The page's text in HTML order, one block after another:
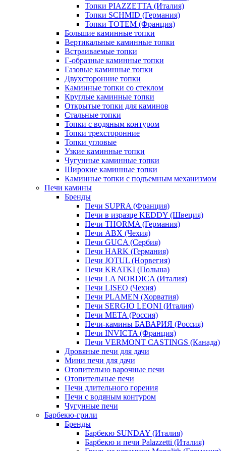
Топки PIAZZETTA (Италия)
Топки SCHMID (Германия)
Топки TOTEM (Франция)
Большие каминные топки
Вертикальные каминные топки
Встраиваемые топки
Г-образные каминные топки
Газовые каминные топки
Двухсторонние топки
Каминные топки со стеклом
Круглые каминные топки
Открытые топки для каминов
Стальные топки
Топки с водяным контуром
Топки трехсторонние
Топки угловые
Узкие каминные топки
Чугунные каминные топки
Широкие каминные топки
Каминные топки с подъемным механизмом
Печи камины
Бренды
Печи SUPRA (Франция)
Печи в изразце KEDDY (Швеция)
Печи THORMA (Германия)
Печи ABX (Чехия)
Печи GUCA (Сербия)
Печи HARK (Германия)
Печи JOTUL (Норвегия)
Печи KRATKI (Польша)
Печи LA NORDICA (Италия)
Печи LISEO (Чехия)
Печи PLAMEN (Хорватия)
Печи SERGIO LEONI (Италия)
Печи META (Россия)
Печи-камины БАВАРИЯ (Россия)
Печи INVICTA (Франция)
Печи VERMONT CASTINGS (Канада)
Дровяные печи для дачи
Мини печи для дачи
Отопительно варочные печи
Отопительные печи
Печи длительного горения
Печи с водяным контуром
Чугунные печи
Барбекю-грили
Бренды
Барбекю SUNDAY (Италия)
Барбекю и печи Palazzetti (Италия)